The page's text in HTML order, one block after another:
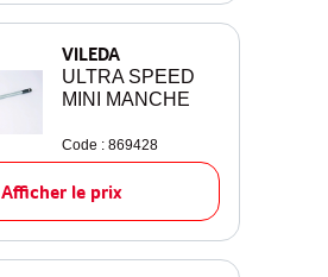
VILEDA
ULTRA SPEED
MINI MANCHE
Code : 869428
Afficher le prix